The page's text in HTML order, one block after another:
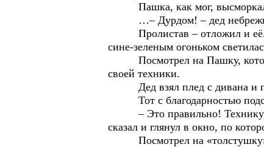
Пашка, как мог,
…– Дурдом! – дед небрежно
Пролистав – отложил и её.
сине-зеленым огоньком
Посмотрел на Пашку,
своей техники.
Дед взял плед с дивана и
Тот с благодарностью
– Это правильно! Технику
сказал и глянул в окно, по
Посмотрел на «толстушку»,